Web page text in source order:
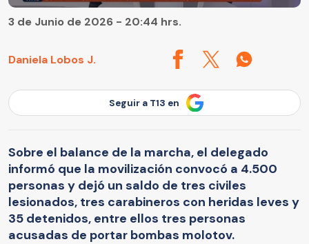
Daniela Lobos J.
3 de Junio de 2026 - 20:44 hrs.
Seguir a T13 en
Sobre el balance de la marcha, el delegado
informó que la movilización convocó a 4.500
personas y dejó un saldo de tres civiles
lesionados, tres carabineros con heridas leves y
35 detenidos, entre ellos tres personas
acusadas de portar bombas molotov.